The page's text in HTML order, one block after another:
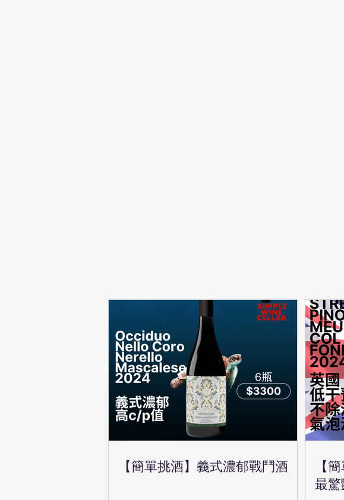
【簡單挑酒】義式濃郁戰鬥酒
【
最驚